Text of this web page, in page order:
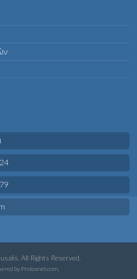
All Rights Reserved.
byProtosnet.com